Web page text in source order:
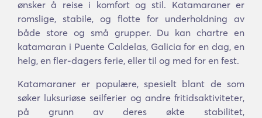
ønsker å reise i komfort og stil. Katamaraner er
romslige, stabile, og flotte for underholdning av
både store og små grupper. Du kan chartre en
katamaran i Puente Caldelas, Galicia for en dag, en
helg, en fler-dagers ferie, eller til og med for en fest.
Katamaraner er populære, spesielt blant de som
søker luksuriøse seilferier og andre fritidsaktiviteter,
på grunn av deres økte stabilitet,